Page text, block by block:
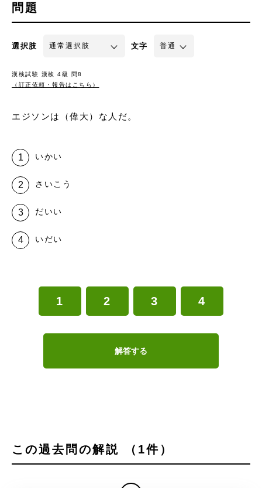
問題
選択肢 文字
漢検試験 漢検 4級 問8
（訂正依頼・報告はこちら）
エジソンは（偉大）な人だ。
いかい
さいこう
だいい
いだい
1 2 3 4
解答する
この過去問の解説 （1件）